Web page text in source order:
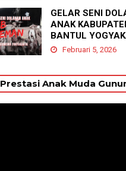
GELAR SENI
ANAK
BANTUL
Februari 5, 2026
Prestasi Anak Muda